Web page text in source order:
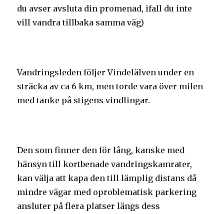
du avser avsluta din promenad, ifall du inte
vill vandra tillbaka samma väg)
Vandringsleden följer Vindelälven under en
sträcka av ca 6 km, men torde vara över milen
med tanke på stigens vindlingar.
Den som finner den för lång, kanske med
hänsyn till kortbenade vandringskamrater,
kan välja att kapa den till lämplig distans då
mindre vägar med oproblematisk parkering
ansluter på flera platser längs dess